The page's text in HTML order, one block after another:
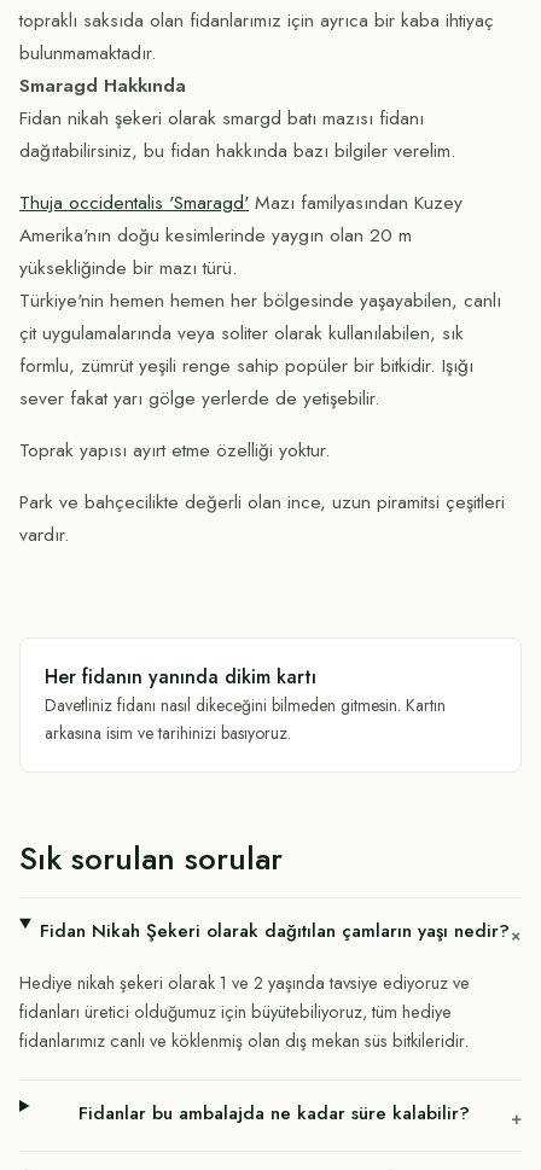
topraklı saksıda olan fidanlarımız için ayrıca bir kaba ihtiyaç
bulunmamaktadır.
Smaragd Hakkında
Fidan nikah şekeri olarak smargd batı mazısı fidanı
dağıtabilirsiniz, bu fidan hakkında bazı bilgiler verelim.
Thuja occidentalis 'Smaragd' Mazı familyasından Kuzey
Amerika'nın doğu kesimlerinde yaygın olan 20 m
yüksekliğinde bir mazı türü.
Türkiye'nin hemen hemen her bölgesinde yaşayabilen, canlı
çit uygulamalarında veya soliter olarak kullanılabilen, sık
formlu, zümrüt yeşili renge sahip popüler bir bitkidir. Işığı
sever fakat yarı gölge yerlerde de yetişebilir.
Toprak yapısı ayırt etme özelliği yoktur.
Park ve bahçecilikte değerli olan ince, uzun piramitsi çeşitleri
vardır.
Her fidanın yanında dikim kartı
Davetliniz fidanı nasıl dikeceğini bilmeden gitmesin. Kartın
arkasına isim ve tarihinizi basıyoruz.
Sık sorulan sorular
Fidan Nikah Şekeri olarak dağıtılan çamların yaşı nedir?+
Hediye nikah şekeri olarak 1 ve 2 yaşında tavsiye ediyoruz ve
fidanları üretici olduğumuz için büyütebiliyoruz, tüm hediye
fidanlarımız canlı ve köklenmiş olan dış mekan süs bitkileridir.
Fidanlar bu ambalajda ne kadar süre kalabilir? +